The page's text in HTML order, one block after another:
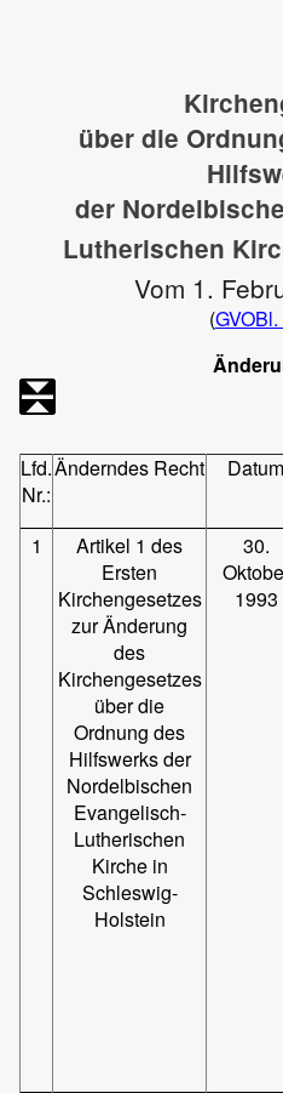
über die
der
Lutherischen
Vom 1.
(
Lfd.
Nr.:
Änderndes Recht Datum
1
Artikel 1 des
Ersten
Kirchengesetzes
zur Änderung
des
Kirchengesetzes
über die
Ordnung des
Hilfswerks der
Nordelbischen
Evangelisch-
Lutherischen
Kirche in
Schleswig-
Holstein
30.
1993